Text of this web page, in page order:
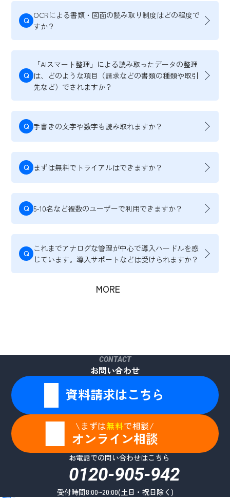
Q OCRによる書類・図面の読み取り制度はどの程度で
すか？
Q
「AIスマート整理」による読み取ったデータの整理
は、どのような項目（請求などの書類の種類や取引
先など）でされますか？
Q 手書きの文字や数字も読み取れますか？
Q まずは無料でトライアルはできますか？
Q 5-10名など複数のユーザーで利用できますか？
Q これまでアナログな管理が中心で導入ハードルを感
じています。導入サポートなどは受けられますか？
MORE
CONTACT
お問い合わせ
資料請求はこちら
\まずは無料で相談/
オンライン相談
お電話での問い合わせはこちら
0120-905-942
受付時間8:00~20:00(土日・祝日除く)